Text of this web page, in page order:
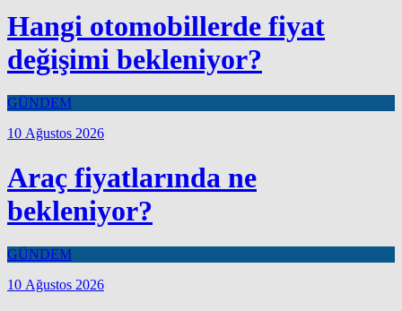
Hangi otomobillerde fiyat
değişimi bekleniyor?
GÜNDEM
10 Ağustos 2026
Araç fiyatlarında ne
bekleniyor?
GÜNDEM
10 Ağustos 2026